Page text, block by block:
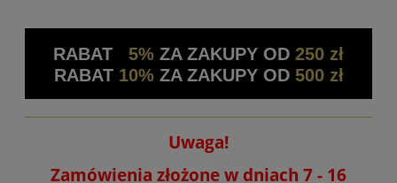
RABAT 5% ZA ZAKUPY OD 250 zł
RABAT 10%ZA ZAKUPY OD 500 zł
Uwaga!
Zamówienia złożone w dniach 7 - 16